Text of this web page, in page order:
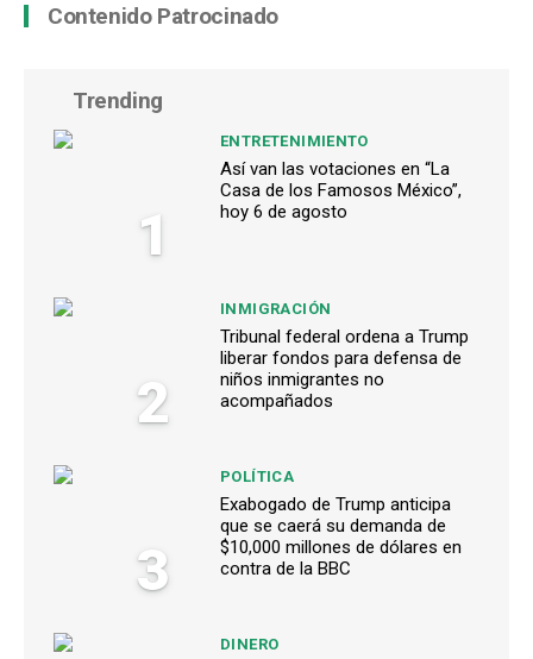
Contenido Patrocinado
Trending
1
ENTRETENIMIENTO
Así van las votaciones en “La
Casa de los Famosos México”,
hoy 6 de agosto
2
INMIGRACIÓN
Tribunal federal ordena a Trump
liberar fondos para defensa de
niños inmigrantes no
acompañados
3
POLÍTICA
Exabogado de Trump anticipa
que se caerá su demanda de
$10,000 millones de dólares en
contra de la BBC
DINERO